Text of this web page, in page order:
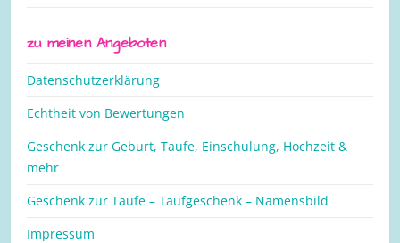
zu meinen Angeboten
Datenschutzerklärung
Echtheit von Bewertungen
Geschenk zur Geburt, Taufe, Einschulung, Hochzeit &
mehr
Geschenk zur Taufe – Taufgeschenk – Namensbild
Impressum